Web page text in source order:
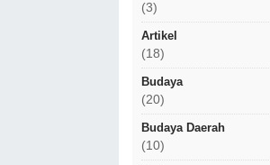
(3)
Artikel
(18)
Budaya
(20)
Budaya Daerah
(10)